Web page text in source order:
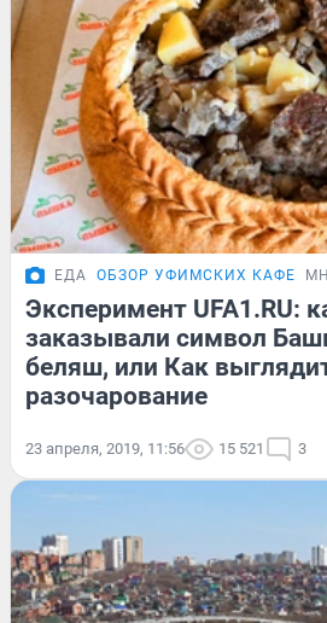
ЕДА ОБЗОР УФИМСКИХ КАФЕ
Эксперимент UFA1.RU:
заказывали символ
беляш, или Как
разочарование
23 апреля, 2019, 11:56 15 521 3